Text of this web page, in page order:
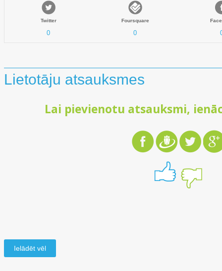
Twitter
0
Foursquare
0
Lietotāju atsauksmes
Lai pievienotu atsauksmi,
Ielādēt vēl